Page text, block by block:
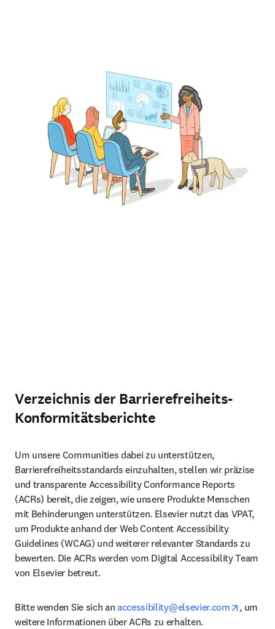
Verzeichnis der Barrierefreiheits-
Konformitätsberichte
Um unsere Communities dabei zu unterstützen,
Barrierefreiheitsstandards einzuhalten, stellen wir präzise
und transparente Accessibility Conformance Reports
(ACRs) bereit, die zeigen, wie unsere Produkte Menschen
mit Behinderungen unterstützen. Elsevier nutzt das VPAT,
um Produkte anhand der Web Content Accessibility
Guidelines (WCAG) und weiterer relevanter Standards zu
bewerten. Die ACRs werden vom Digital Accessibility Team
von Elsevier betreut.
Bitte wenden Sie sich an accessibility@elsevier.com opens
, um
weitere Informationen über ACRs zu erhalten.